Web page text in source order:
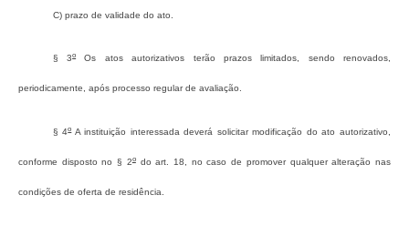
c) prazo de validade do ato.
§ 3oOs atos autorizativos terão prazos limitados, sendo renovados,
periodicamente, após processo regular de avaliação.
§ 4oA instituição interessada deverá solicitar modificação do ato autorizativo,
conforme disposto no § 2odo art. 18, no caso de promover qualquer alteração nas
condições de oferta de residência.